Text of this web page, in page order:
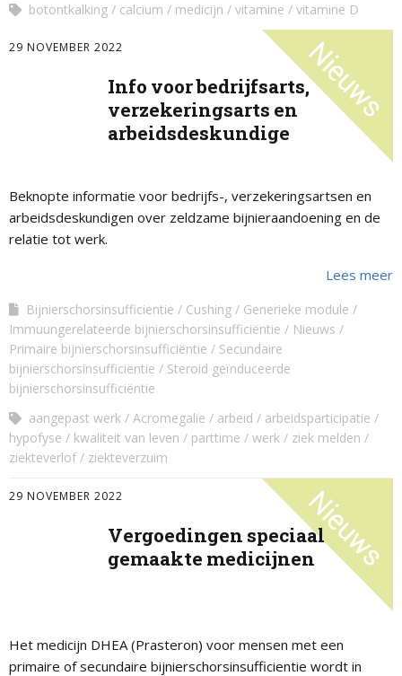
botontkalking
calcium medicijn vitamine vitamine D
29 NOVEMBER 2022
Info voor bedrijfsarts,
verzekeringsarts en
arbeidsdeskundige
Beknopte informatie voor bedrijfs-, verzekeringsartsen en
arbeidsdeskundigen over zeldzame bijnieraandoening en de
relatie tot werk.
Lees meer
Bijnierschorsinsufficientie Cushing
Generieke module
Immuungerelateerde bijnierschorsinsufficiëntie
Nieuws
Primaire bijnierschorsinsufficiëntie
Secundaire
bijnierschorsinsufficiëntie
Steroid geïnduceerde
bijnierschorsinsufficiëntie
aangepast werk
Acromegalie arbeid
arbeidsparticipatie
hypofyse
kwaliteit van leven parttime werk
ziek melden
ziekteverlof
ziekteverzuim
29 NOVEMBER 2022
Vergoedingen speciaal
gemaakte medicijnen
Het medicijn DHEA (Prasteron) voor mensen met een
primaire of secundaire bijnierschorsinsufficientie wordt in